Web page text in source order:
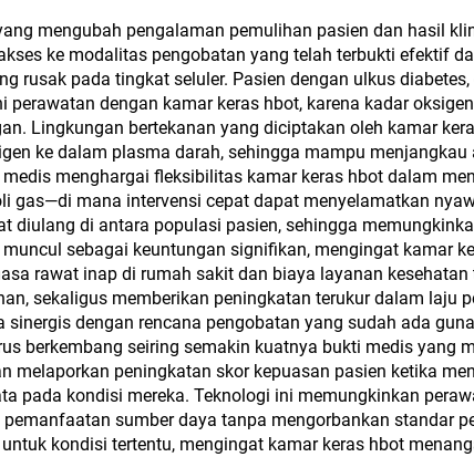
mengubah pengalaman pemulihan pasien dan hasil
ke modalitas pengobatan yang telah terbukti efektif
rusak pada tingkat seluler. Pasien dengan ulkus
dengan kamar keras hbot, karena kadar
Lingkungan bertekanan yang diciptakan oleh kamar
ke dalam plasma darah, sehingga mampu
menghargai fleksibilitas kamar keras hbot dalam
gas—di mana intervensi cepat dapat menyelamatkan
di antara populasi pasien, sehingga
sebagai keuntungan signifikan, mengingat kamar
rawat inap di rumah sakit dan biaya layanan
sekaligus memberikan peningkatan terukur dalam laju
dengan rencana pengobatan yang sudah ada
berkembang seiring semakin kuatnya bukti medis yang
peningkatan skor kepuasan pasien ketika
pada kondisi mereka. Teknologi ini memungkinkan
sumber daya tanpa mengorbankan standar
kondisi tertentu, mengingat kamar keras hbot